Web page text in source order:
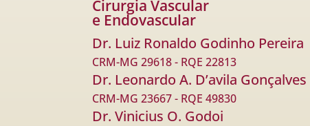
Cirurgia Vascular
e Endovascular
Dr. Luiz Ronaldo Godinho Pereira
CRM-MG 29618 - RQE 22813
Dr. Leonardo A. D’avila Gonçalves
CRM-MG 23667 - RQE 49830
Dr. Vinicius O. Godoi